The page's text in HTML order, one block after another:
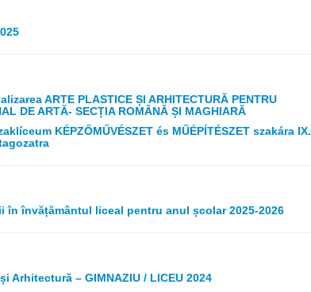
ARTE PLASTICE ȘI ARHITECTURĂ PENTRU
DE ARTĂ- SECȚIA ROMÂNĂ ȘI MAGHIARĂ
KÉPZŐMŰVÉSZET és MŰÉPÍTÉSZET szakára IX.
în învățământul liceal pentru anul școlar 2025-2026
Arhitectură – GIMNAZIU / LICEU 2024